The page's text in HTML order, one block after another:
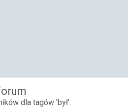
dla tagów 'był'.